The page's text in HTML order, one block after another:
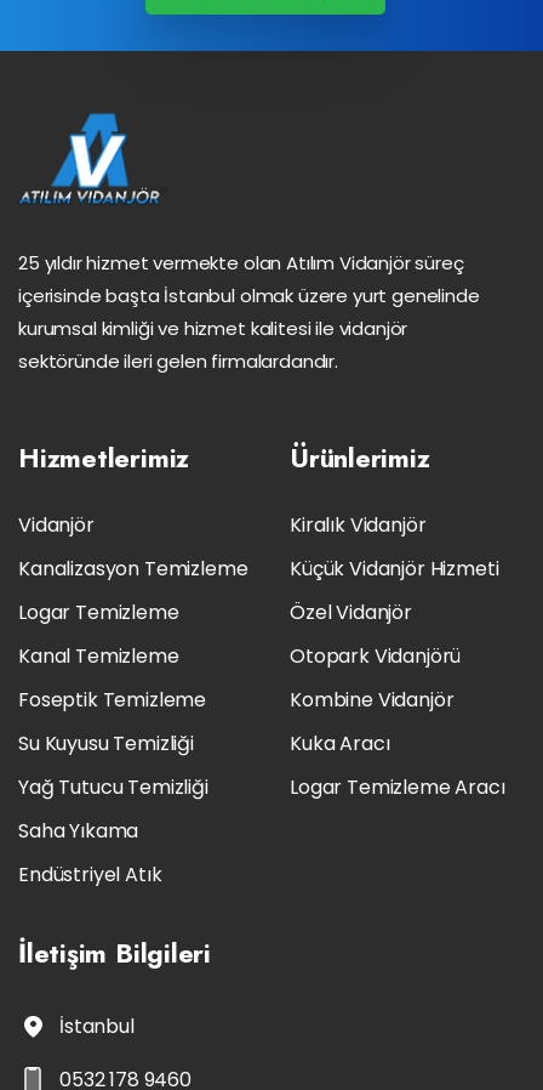
25 yıldır hizmet vermekte olan Atılım Vidanjör süreç
içerisinde başta İstanbul olmak üzere yurt genelinde
kurumsal kimliği ve hizmet kalitesi ile vidanjör
sektöründe ileri gelen firmalardandır.
Hizmetlerimiz
Vidanjör
Kanalizasyon Temizleme
Logar Temizleme
Kanal Temizleme
Foseptik Temizleme
Su Kuyusu Temizliği
Yağ Tutucu Temizliği
Saha Yıkama
Endüstriyel Atık
Ürünlerimiz
Kiralık Vidanjör
Küçük Vidanjör Hizmeti
Özel Vidanjör
Otopark Vidanjörü
Kombine Vidanjör
Kuka Aracı
Logar Temizleme Aracı
İletişim Bilgileri
İstanbul
0532 178 9460